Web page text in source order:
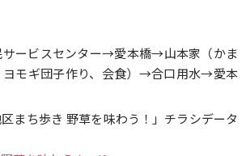
ービスセンター→愛本橋→山本家（かま
ヨモギ団子作り、会食）→合口用水→愛本
まち歩き 野草を味わう！」チラシデータ